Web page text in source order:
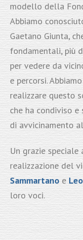
modello della
Abbiamo
Gaetano Giunta,
fondamentali, più
per vedere da
e percorsi.
realizzare questo
che ha condiviso
di avvicinamento
Un grazie speciale
realizzazione del
Sammartanoe
loro voci.